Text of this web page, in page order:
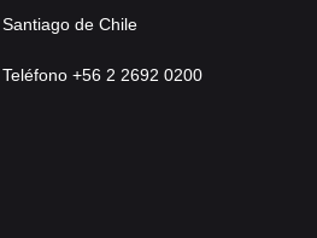
Santiago de Chile
Teléfono +56 2 2692 0200